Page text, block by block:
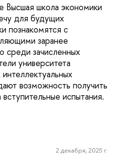
Высшая школа экономики
для будущих
познакомятся с
заранее
среди зачисленных
университета
возможность получить
испытания.
2 декабря, 2025 г.